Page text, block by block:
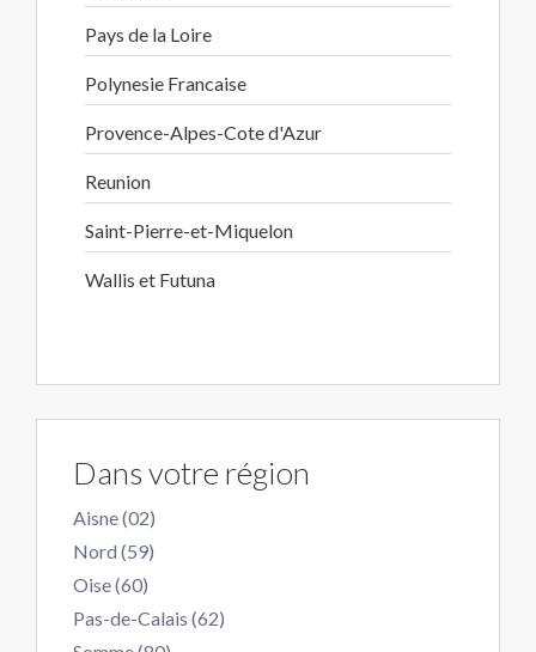
Pays de la Loire
Polynesie Francaise
Provence-Alpes-Cote d'Azur
Reunion
Saint-Pierre-et-Miquelon
Wallis et Futuna
Dans votre région
Aisne (02)
Nord (59)
Oise (60)
Pas-de-Calais (62)